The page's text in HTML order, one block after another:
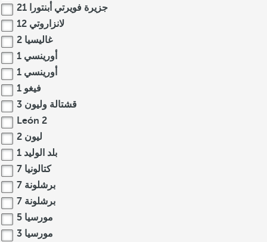
جزيرة فويرتي أبنتورا 21
لانزاروتي 12
غاليسيا 2
أورينسي 1
أورينسي 1
فيغو 1
قشتالة وليون 3
León 2
ليون 2
بلد الوليد 1
كتالونيا 7
برشلونة 7
برشلونة 7
مورسيا 5
مورسيا 3